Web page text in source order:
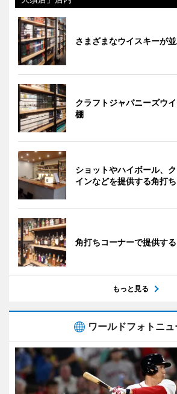
さまざまなウイスキーが
クラフトジャパニーズウ
棚
ショットやハイボール、
インなどを提供する角打ち
角打ちコーナーで提供す
もっと見る
ワールドフォトニュ